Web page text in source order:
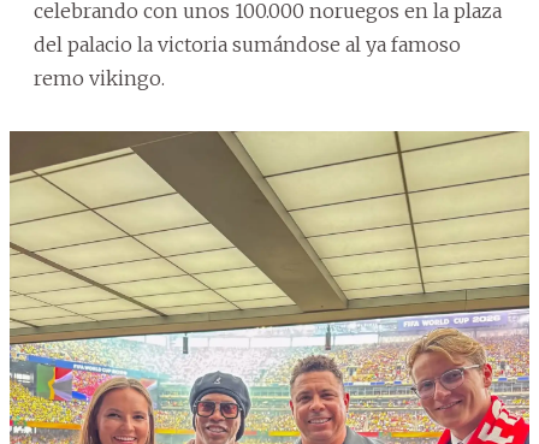
celebrando con unos 100.000 noruegos en la plaza
del palacio la victoria sumándose al ya famoso
remo vikingo.